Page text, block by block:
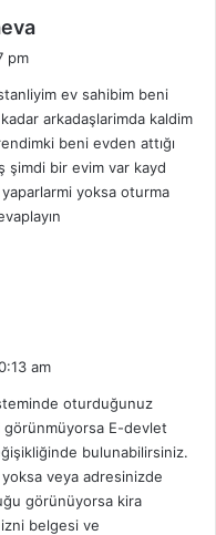
i
k
i
:
pm
ev sahibim beni
arkadaşlarimda kaldim
beni evden attığı
şimdi bir evim var kayd
yoksa oturma
am
oturduğunuz
E-devlet
bulunabilirsiniz.
veya adresinizde
görünüyorsa kira
belgesi ve